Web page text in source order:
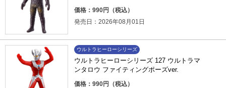
価格：990円（税込）
発売日：2026年08月01日
ウルトラヒーローシリーズ
ウルトラヒーローシリーズ 127 ウルトラマ
ンタロウ ファイティングポーズver.
価格：990円（税込）